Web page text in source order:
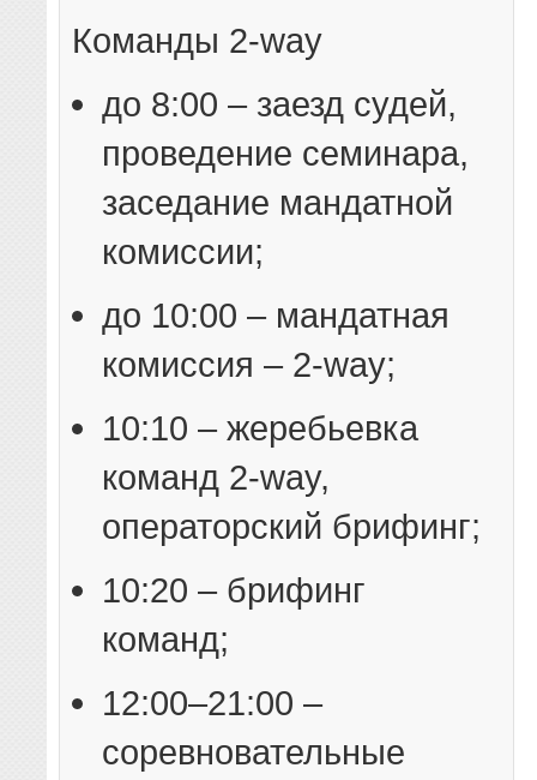
Команды 2-way
до 8:00 – заезд судей,
проведение семинара,
заседание мандатной
комиссии;
до 10:00 – мандатная
комиссия – 2-way;
10:10 – жеребьевка
команд 2-way,
операторский брифинг;
10:20 – брифинг
команд;
12:00–21:00 –
соревновательные